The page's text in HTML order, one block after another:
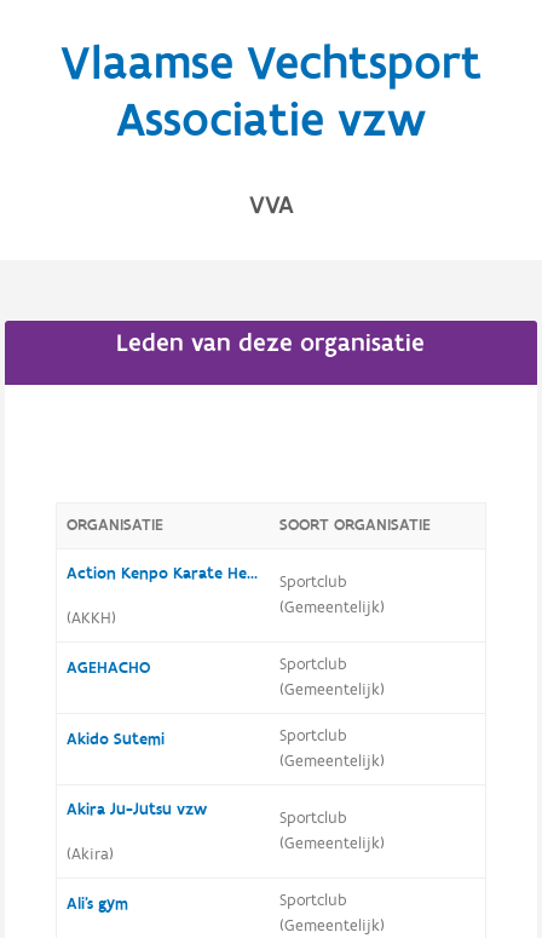
Vlaamse Vechtsport
Associatie vzw
VVA
Leden van deze organisatie
ORGANISATIE SOORT ORGANISATIE
Action Kenpo Karate Herselt
(AKKH)
Sportclub
(Gemeentelijk)
AGEHACHO
Sportclub
(Gemeentelijk)
Akido Sutemi
Sportclub
(Gemeentelijk)
Akira Ju-Jutsu vzw
(Akira)
Sportclub
(Gemeentelijk)
Ali's gym
Sportclub
(Gemeentelijk)